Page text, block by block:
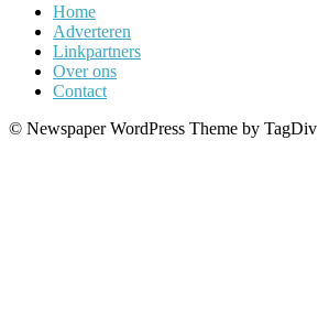
Home
Adverteren
Linkpartners
Over ons
Contact
© Newspaper WordPress Theme by TagDiv